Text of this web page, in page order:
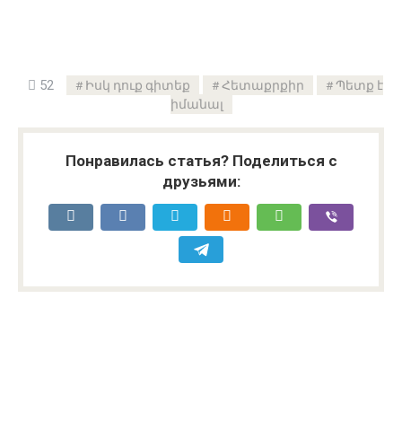
52 Իսկ դուք գիտեք Հետաքրքիր
Պետք է
իմանալ
Понравилась статья? Поделиться с
друзьями: